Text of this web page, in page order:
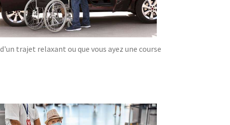
trajet relaxant ou que vous ayez une course